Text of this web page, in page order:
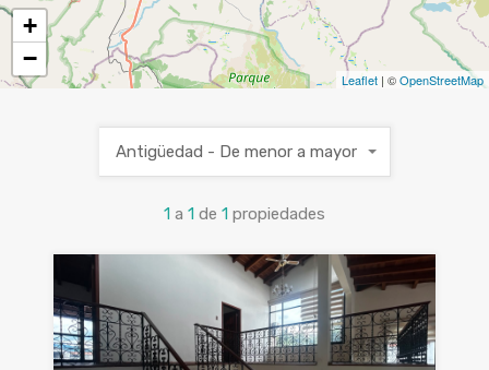
+
−
Leaflet | ©OpenStreetMap
1 a 1 de 1 propiedades
Antigüedad - De menor a mayor